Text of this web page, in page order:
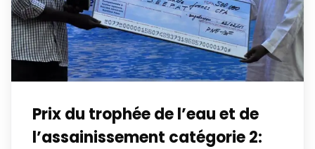
Prix du trophée de l’eau et de
l’assainissement catégorie 2: